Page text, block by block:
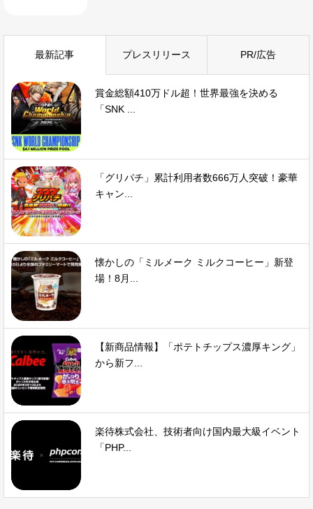
最新記事 プレスリリース PR/広告
賞金総額410万ドル超！世界最強を決める
「SNK ...
「グリパチ」累計利用者数666万人突破！豪華
キャン...
懐かしの「ミルメーク ミルクコーヒー」新登
場！8月...
【新商品情報】「ポテトチップス濃厚キング」
から新フ...
楽待株式会社、技術者向け国内最大級イベント
「PHP...